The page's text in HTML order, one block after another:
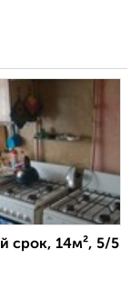
срок, 14м², 5/5